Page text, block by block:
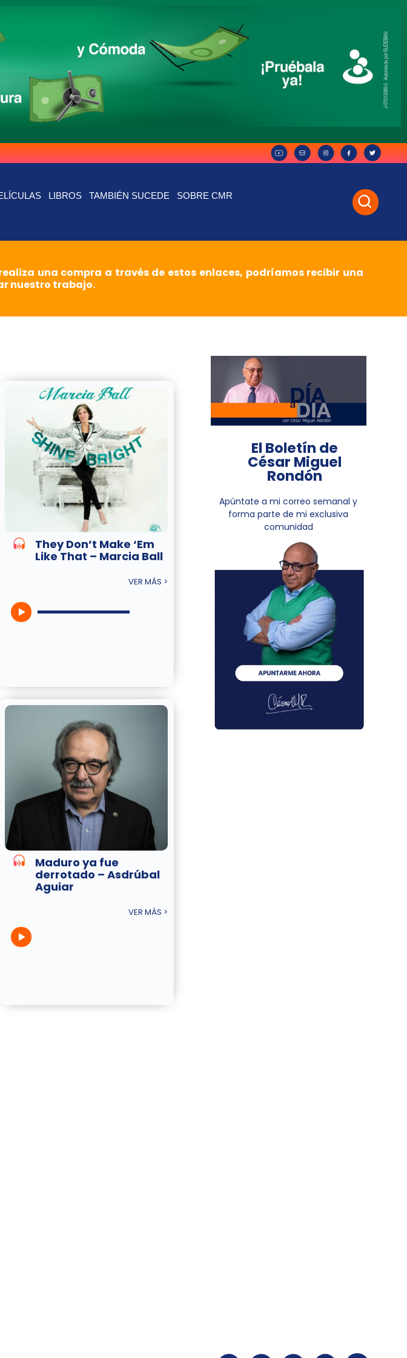
LIBROS TAMBIÉN SUCEDE SOBRE CMR
una compra a través de estos enlaces, podríamos recibir una
nuestro trabajo.
They Don’t Make ‘Em
Like That – Marcia Ball
VER MÁS >
Maduro ya fue
derrotado – Asdrúbal
Aguiar
VER MÁS >
El Boletín de
César Miguel
Rondón
Apúntate a mi correo semanal y
forma parte de mi exclusiva
comunidad